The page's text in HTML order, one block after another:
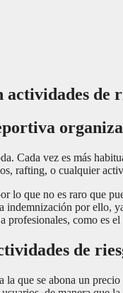
actividades de
Cada vez es más
rafting, o cualquier
lo que no es raro que
indemnización por
profesionales, como es el
de
que se abona un